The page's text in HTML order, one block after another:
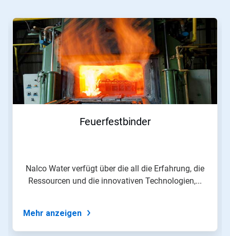
Dies
Karussell.
Nutzen
Sie
die
Schaltflächen
Weiter
und
Punkten
einer
Feuerfestbinder
Nalco Water verfügt über die all die Erfahrung, die
Ressourcen und die innovativen Technologien,...
Mehr anzeigen